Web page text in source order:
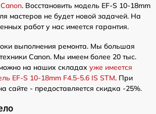
. Восстановить модель EF-S 10-18mm
мастеров не будет новой задачей. На
работ у нас имеется гарантия.
выполнения ремонта. Мы большая
Canon. Мы имеем более 20 тыс.
на наших складах уже имеется
EF-S 10-18mm F4.5-5.6 IS STM. При
сайте - предоставляется скидка -25%.